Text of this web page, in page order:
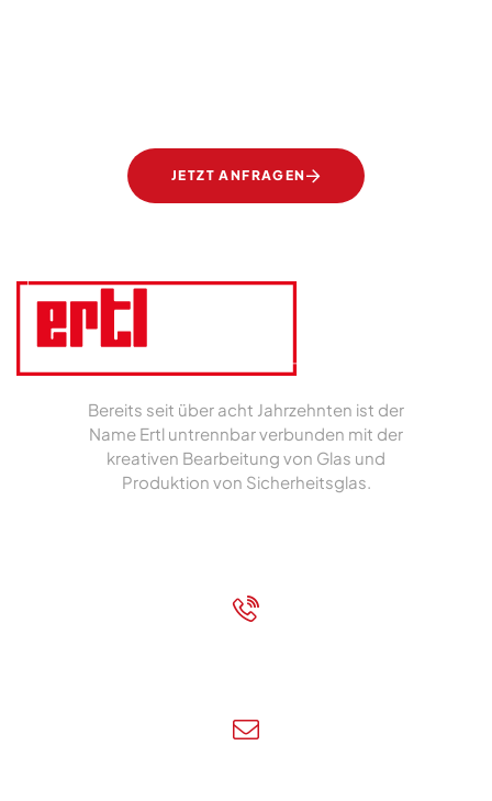
JETZT ANFRAGEN
Bereits seit über acht Jahrzehnten ist der
Name Ertl untrennbar verbunden mit der
kreativen Bearbeitung von Glas und
Produktion von Sicherheitsglas.